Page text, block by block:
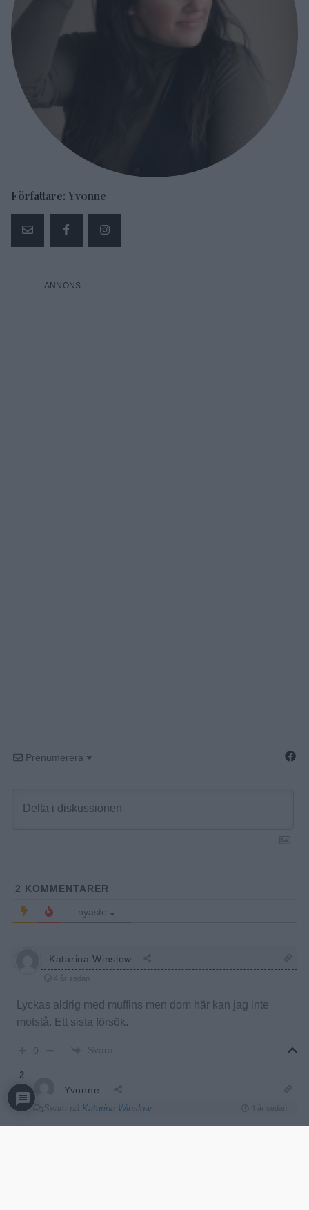
Författare: Yvonne
Prenumerera
2 KOMMENTARER
nyaste
Katarina Winslow
4 år sedan
Lyckas aldrig med muffins men dom här kan jag inte
motstå. Ett sista försök.
0 Svara
Yvonne
Svara på Katarina Winslow
2